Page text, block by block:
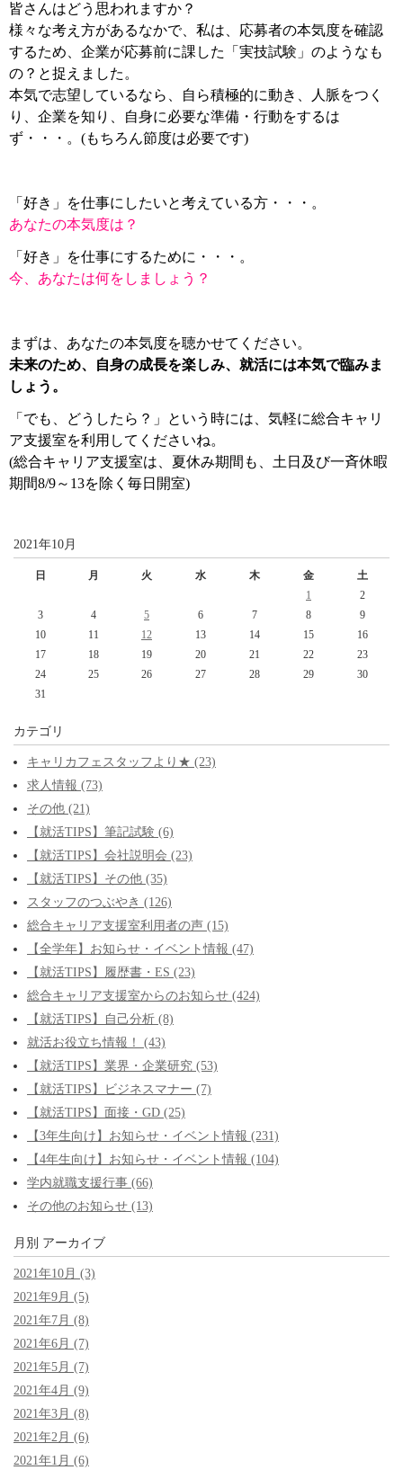
皆さんはどう思われますか？
様々な考え方があるなかで、私は、応募者の本気度を確認
するため、企業が応募前に課した「実技試験」のようなも
の？と捉えました。
本気で志望しているなら、自ら積極的に動き、人脈をつく
り、企業を知り、自身に必要な準備・行動をするは
ず・・・。(もちろん節度は必要です)
「好き」を仕事にしたいと考えている方・・・。
あなたの本気度は？
「好き」を仕事にするために・・・。
今、あなたは何をしましょう？
まずは、あなたの本気度を聴かせてください。
未来のため、自身の成長を楽しみ、就活には本気で臨みま
しょう。
「でも、どうしたら？」という時には、気軽に総合キャリ
ア支援室を利用してくださいね。
(総合キャリア支援室は、夏休み期間も、土日及び一斉休暇
期間8/9～13を除く毎日開室)
2021年10月
日 月 火 水 木 金
土
1
2
3
4 5 6 7 8
9
10
11 12 13 14 15
16
17
18 19 20 21 22
23
24
25 26 27 28 29
30
31
カテゴリ
キャリカフェスタッフより★ (23)
求人情報 (73)
その他 (21)
【就活TIPS】筆記試験 (6)
【就活TIPS】会社説明会 (23)
【就活TIPS】その他 (35)
スタッフのつぶやき (126)
総合キャリア支援室利用者の声 (15)
【全学年】お知らせ・イベント情報 (47)
【就活TIPS】履歴書・ES (23)
総合キャリア支援室からのお知らせ (424)
【就活TIPS】自己分析 (8)
就活お役立ち情報！ (43)
【就活TIPS】業界・企業研究 (53)
【就活TIPS】ビジネスマナー (7)
【就活TIPS】面接・GD (25)
【3年生向け】お知らせ・イベント情報 (231)
【4年生向け】お知らせ・イベント情報 (104)
学内就職支援行事 (66)
その他のお知らせ (13)
月別 アーカイブ
2021年10月 (3)
2021年9月 (5)
2021年7月 (8)
2021年6月 (7)
2021年5月 (7)
2021年4月 (9)
2021年3月 (8)
2021年2月 (6)
2021年1月 (6)